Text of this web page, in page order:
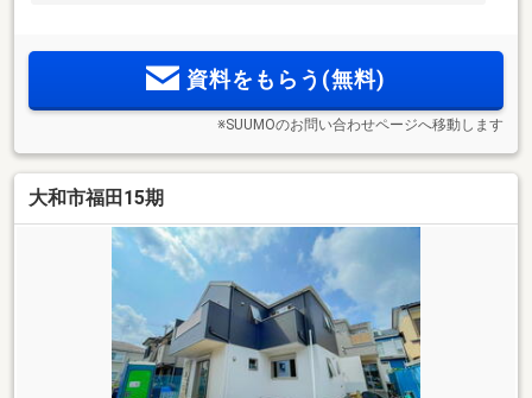
資料をもらう(無料)
※SUUMOのお問い合わせページへ移動します
大和市福田15期